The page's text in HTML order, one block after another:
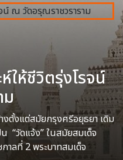
ห์ให้ชีวิตรุ่งโรจน์
ม
งตั้งแต่สมัยกรุงศรีอยุธยา เดิม
น “วัดแจ้ง” ในสมัยสมเด็จ
าลที่ 2 พระบาทสมเด็จ